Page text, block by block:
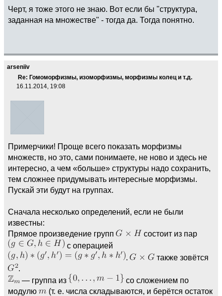
Черт, я тоже этого не знаю. Вот если бы "структура,
заданная на множестве" - тогда да. Тогда понятно.
arseniiv
Re: Гомоморфизмы, изоморфизмы, морфизмы колец и т.д.
16.11.2014, 19:08
Примерчики! Проще всего показать морфизмы
множеств, но это, сами понимаете, не ново и здесь не
интересно, а чем «больше» структуры надо сохранить,
тем сложнее придумывать интересные морфизмы.
Пускай эти будут на группах.
Сначала несколько определений, если не были
известны:
Прямое произведение групп
состоит из пар
с операцией
.
также зовётся
.
— группа из
со сложением по
модулю
(т. е. числа складываются, и берётся остаток